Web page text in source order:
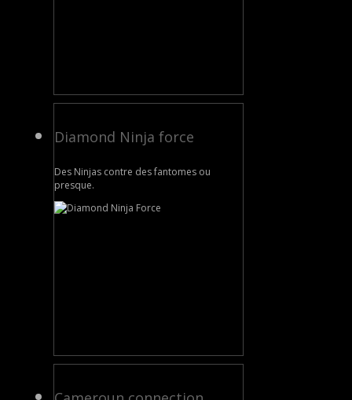
Diamond Ninja force
Des Ninjas contre des fantomes ou
presque.